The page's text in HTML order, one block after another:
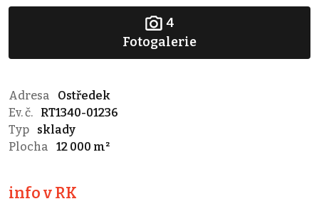
4
Fotogalerie
Adresa
Ostředek
Ev. č.
RT1340-01236
Typ
sklady
Plocha
12 000 m²
info v RK